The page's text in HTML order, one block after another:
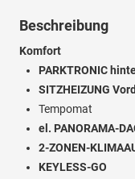
Beschreibung
Komfort
PARKTRONIC
SITZHEIZUNG
Tempomat
el. PANORAMA-
2-ZONEN-
KEYLESS-GO